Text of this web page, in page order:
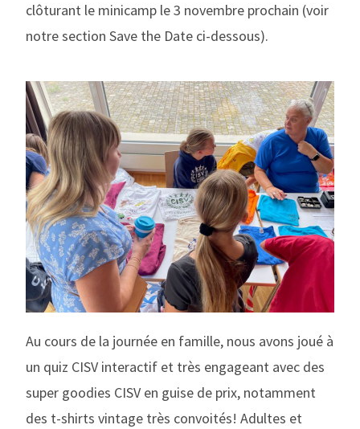
clôturant le minicamp le 3 novembre prochain (voir
notre section Save the Date ci-dessous).
Au cours de la journée en famille, nous avons joué à
un quiz CISV interactif et très engageant avec des
super goodies CISV en guise de prix, notamment
des t-shirts vintage très convoités! Adultes et